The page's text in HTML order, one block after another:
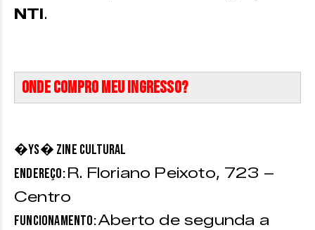
NTI.
Onde compro meu ingresso?
�Ys� Zine Cultural
Endereço:R. Floriano Peixoto, 723 –
Centro
Funcionamento:Aberto de segunda a